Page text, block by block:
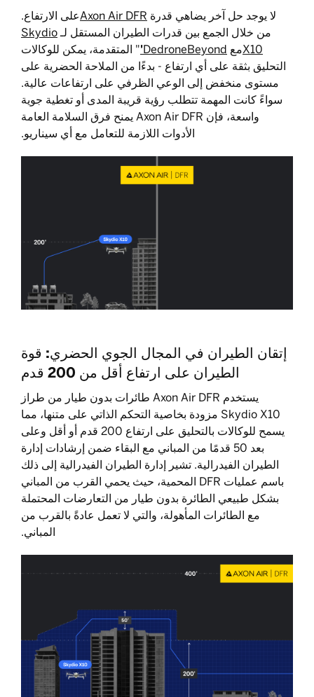
لا يوجد حل آخر يضاهي قدرة Axon Air DFRعلى الارتفاع.
من خلال الجمع بين قدرات الطيران المستقل لـSkydio
X10مع DedroneBeyond
'" المتقدمة، يمكن للوكالات
التحليق بثقة على أي ارتفاع - بدءًا من الملاحة الحضرية على
مستوى منخفض إلى الوعي الظرفي على ارتفاعات عالية.
سواءً كانت المهمة تتطلب رؤية قريبة المدى أو تغطية جوية
واسعة، فإن Axon Air DFR يمنح فرق السلامة العامة
الأدوات اللازمة للتعامل مع أي سيناريو.
إتقان الطيران في المجال الجوي الحضري: قوة
الطيران على ارتفاع أقل من 200 قدم
يستخدم Axon Air DFR طائرات بدون طيار من طراز
Skydio X10 مزودة بخاصية التحكم الذاتي على متنها، مما
يسمح للوكالات بالتحليق على ارتفاع 200 قدم أو أقل وعلى
بعد 50 قدمًا من المباني مع البقاء ضمن إرشادات إدارة
الطيران الفيدرالية. تشير إدارة الطيران الفيدرالية إلى ذلك
باسم عمليات DFR المحمية، حيث يحمي القرب من المباني
بشكل طبيعي الطائرة بدون طيار من التعارضات المحتملة
مع الطائرات المأهولة، والتي لا تعمل عادةً بالقرب من
المباني.